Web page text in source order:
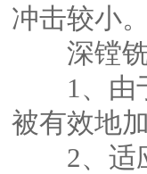
冲击较小
深镗铣
1、由于
被有效地
2、适应